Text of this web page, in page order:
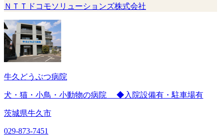
ＮＴＴドコモソリューションズ株式会社
牛久どうぶつ病院
犬・猫・小鳥・小動物の病院 ◆入院設備有・駐車場有
茨城県牛久市
029-873-7451